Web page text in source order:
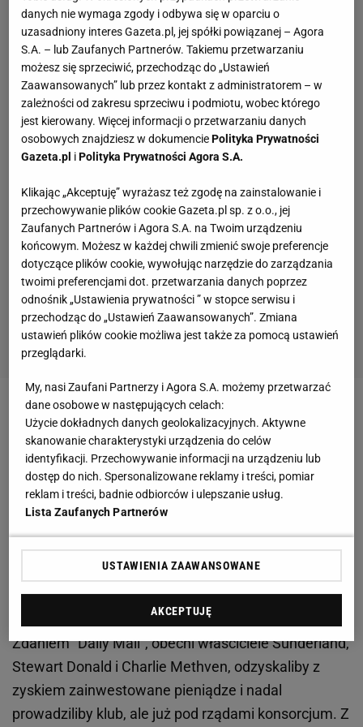
Zobacz wideo
Jak informuje "DailyMail",Sunderland, występujący
obecnie w League One, czyli na trzecim poziomie
rozgrywkowym wAnglii, może zostać przejęty przez
konsorcjum, wskładktórego miałby wejść Michael
Dell, będący wg Forbesa 25. najbogatszym
człowiekiem na świecie. Wraz z nim klub wykupiliby
Glenn Fuhrman, John Phelan i Robert Platek.
Zdaniem "Daily Mail", obecni właściciele Sunderland,
Stewart Donald i Charlie Methven, odzyskaliby z
zyskiem zainwestowane pieniądze i nadal
prowadziliby klub, ale już pod rządami konsorcjum. Z
danych nie wymaga zgody i odbywa się w oparciu o
uzasadniony interes Gazeta.pl, jej spółki powiązanej – Agora
S.A. – lub Zaufanych Partnerów. Takiemu przetwarzaniu
możesz się sprzeciwić, przechodząc do „Ustawień
Zaawansowanych” lub przez kontakt z administratorem – w
zależności od zakresu sprzeciwu i podmiotu, wobec którego
jest kierowany. Więcej informacji o przetwarzaniu danych
osobowych znajdziesz w dokumenciePolityka Prywatności
Gazeta.pl iPolityka Prywatności Agora S.A.
Klikając „Akceptuję” wyrażasz też zgodę na zainstalowanie i
przechowywanie plików cookie Gazeta.pl sp. z o.o., jej
Zaufanych Partnerów i Agora S.A. na Twoim urządzeniu
końcowym. Możesz w każdej chwili zmienić swoje preferencje
dotyczące plików cookie, wywołując narzędzie do zarządzania
twoimi preferencjami dot. przetwarzania danych poprzez
odnośnik „Ustawienia prywatności ” w stopce serwisu i
przechodząc do „Ustawień Zaawansowanych”. Zmiana
ustawień plików cookie możliwa jest także za pomocą ustawień
przeglądarki.
My, nasi Zaufani Partnerzy i Agora S.A. możemy przetwarzać
dane osobowe w następujących celach:
Użycie dokładnych danych geolokalizacyjnych. Aktywne
skanowanie charakterystyki urządzenia do celów
identyfikacji. Przechowywanie informacji na urządzeniu lub
dostęp do nich. Spersonalizowane reklamy i treści, pomiar
reklam i treści, badnie odbiorców i ulepszanie usług.
Lista Zaufanych Partnerów
USTAWIENIA ZAAWANSOWANE
AKCEPTUJĘ